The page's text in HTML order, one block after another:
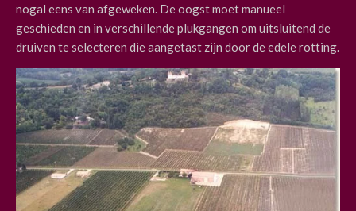
nogal eens van afgeweken. De oogst moet manueel
geschieden en in verschillende plukgangen om uitsluitend de
druiven te selecteren die aangetast zijn door de edele rotting.